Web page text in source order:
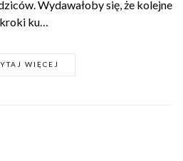
Wydawałoby się, że kolejne
kroki ku…
WIĘCEJ